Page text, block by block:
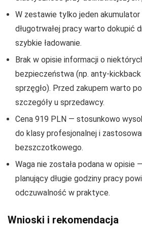
W zestawie tylko jeden
długotrwałej pracy warto dokupić
szybkie ładowanie.
Brak w opisie informacji o
bezpieczeństwa (np.
sprzęgło). Przed zakupem warto
szczegóły u sprzedawcy.
Cena 919 PLN — stosunkowo
do klasy profesjonalnej i
bezszczotkowego.
Waga nie została podana w opisie
planujący długie godziny pracy
odczuwalność w praktyce.
Wnioski i rekomendacja